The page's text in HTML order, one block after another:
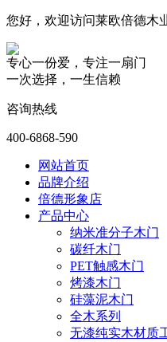
您好，欢迎访问莱欧倍德木
专心一份爱，专注一扇门
一次选择，一生信赖
咨询热线
400-6868-590
网站首页
品牌介绍
倍德形象店
产品中心
纳米准分子木门
碳纤木门
PET触感木门
烤漆木门
硅藻泥木门
全木系列
无漆纯实木材质